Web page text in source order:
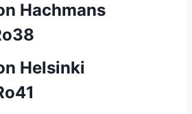
Hachmans
Helsinki